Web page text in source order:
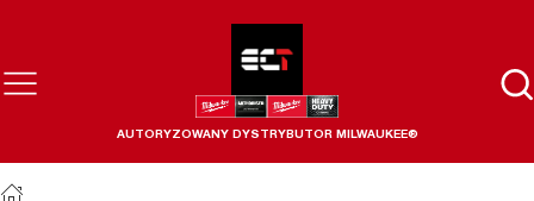
AUTORYZOWANY DYSTRYBUTOR MILWAUKEE®